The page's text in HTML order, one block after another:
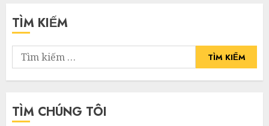
TÌM KIẾM
Tìm
kiếm
cho:
TÌM CHÚNG TÔI